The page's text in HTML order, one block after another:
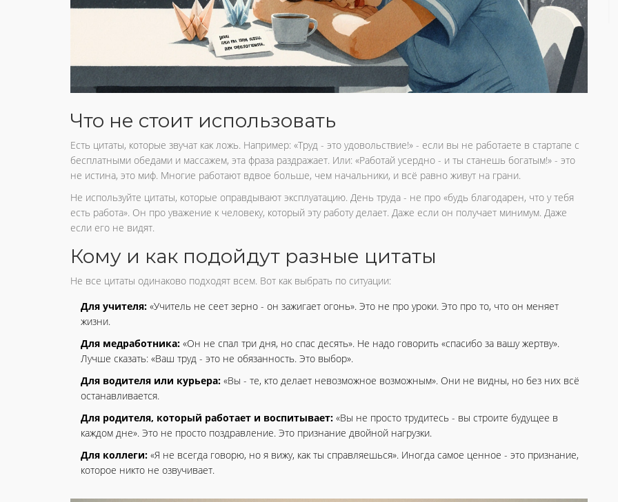
Что не стоит использовать
Есть цитаты, которые звучат как ложь. Например: «Труд - это удовольствие!» - если вы не работаете в стартапе с
бесплатными обедами и массажем, эта фраза раздражает. Или: «Работай усердно - и ты станешь богатым!» - это
не истина, это миф. Многие работают вдвое больше, чем начальники, и всё равно живут на грани.
Не используйте цитаты, которые оправдывают эксплуатацию. День труда - не про «будь благодарен, что у тебя
есть работа». Он про уважение к человеку, который эту работу делает. Даже если он получает минимум. Даже
если его не видят.
Кому и как подойдут разные цитаты
Не все цитаты одинаково подходят всем. Вот как выбрать по ситуации:
Для учителя: «Учитель не сеет зерно - он зажигает огонь». Это не про уроки. Это про то, что он меняет
жизни.
Для медработника: «Он не спал три дня, но спас десять». Не надо говорить «спасибо за вашу жертву».
Лучше сказать: «Ваш труд - это не обязанность. Это выбор».
Для водителя или курьера: «Вы - те, кто делает невозможное возможным». Они не видны, но без них всё
останавливается.
Для родителя, который работает и воспитывает: «Вы не просто трудитесь - вы строите будущее в
каждом дне». Это не просто поздравление. Это признание двойной нагрузки.
Для коллеги: «Я не всегда говорю, но я вижу, как ты справляешься». Иногда самое ценное - это признание,
которое никто не озвучивает.